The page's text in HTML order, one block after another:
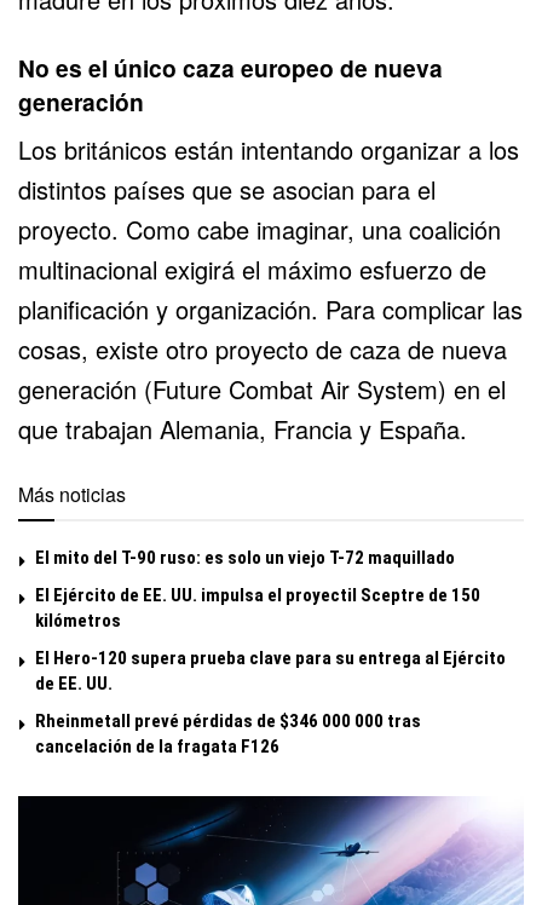
No es el único caza europeo de nueva
generación
Los británicos están intentando organizar a los
distintos países que se asocian para el
proyecto. Como cabe imaginar, una coalición
multinacional exigirá el máximo esfuerzo de
planificación y organización. Para complicar las
cosas, existe otro proyecto de caza de nueva
generación (Future Combat Air System) en el
que trabajan Alemania, Francia y España.
Más noticias
El mito del T-90 ruso: es solo un viejo T-72 maquillado
El Ejército de EE. UU. impulsa el proyectil Sceptre de 150
kilómetros
El Hero-120 supera prueba clave para su entrega al Ejército
de EE. UU.
Rheinmetall prevé pérdidas de $346 000 000 tras
cancelación de la fragata F126